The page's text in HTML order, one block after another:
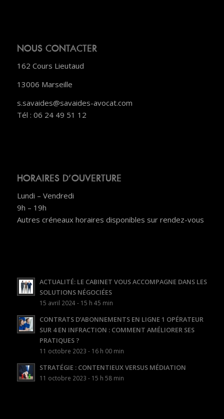
NOUS CONTACTER
162 Cours Lieutaud
13006 Marseille
s.savaides@savaides-avocat.com
Tél : 06 24 49 51 12
HORAIRES D’OUVERTURE
Lundi – Vendredi
9h – 19h
Autres créneaux horaires disponibles sur rendez-vous
ACTUALITÉ: LE CABINET VOUS ACCOMPAGNE DANS LES
SOLUTIONS NÉGOCIÉES
15 avril 2024 - 15 h 45 min
CONTRATS D’ABONNEMENTS EN LIGNE 1 OPÉRATEUR
SUR 4 EN INFRACTION : COMMENT AMÉLIORER SES
PRATIQUES ?
11 octobre 2023 - 16 h 00 min
STRATÉGIE : CONTENTIEUX VERSUS MÉDIATION
11 octobre 2023 - 15 h 58 min